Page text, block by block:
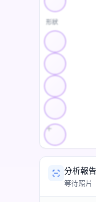
形狀
分析報告
等待照片